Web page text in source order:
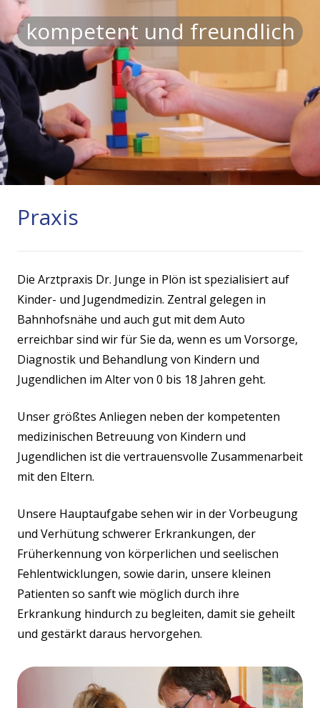
kompetent und freundlich
Praxis
Die Arztpraxis Dr. Junge in Plön ist spezialisiert auf
Kinder- und Jugendmedizin. Zentral gelegen in
Bahnhofsnähe und auch gut mit dem Auto
erreichbar sind wir für Sie da, wenn es um Vorsorge,
Diagnostik und Behandlung von Kindern und
Jugendlichen im Alter von 0 bis 18 Jahren geht.
Unser größtes Anliegen neben der kompetenten
medizinischen Betreuung von Kindern und
Jugendlichen ist die vertrauensvolle Zusammenarbeit
mit den Eltern.
Unsere Hauptaufgabe sehen wir in der Vorbeugung
und Verhütung schwerer Erkrankungen, der
Früherkennung von körperlichen und seelischen
Fehlentwicklungen, sowie darin, unsere kleinen
Patienten so sanft wie möglich durch ihre
Erkrankung hindurch zu begleiten, damit sie geheilt
und gestärkt daraus hervorgehen.